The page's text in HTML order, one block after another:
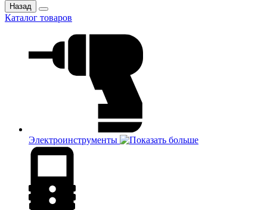
Назад
Каталог товаров
Электроинструменты